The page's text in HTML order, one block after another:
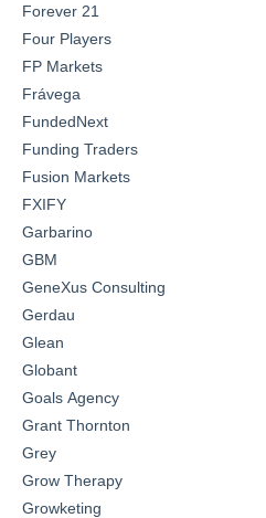
Forever 21
Four Players
FP Markets
Frávega
FundedNext
Funding Traders
Fusion Markets
FXIFY
Garbarino
GBM
GeneXus Consulting
Gerdau
Glean
Globant
Goals Agency
Grant Thornton
Grey
Grow Therapy
Growketing